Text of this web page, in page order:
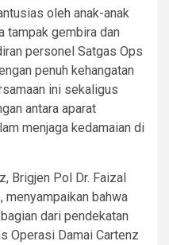
oleh anak-anak
tampak gembira dan
personel Satgas Ops
penuh kehangatan
ini sekaligus
antara aparat
menjaga kedamaian di
Brigjen Pol Dr. Faizal
menyampaikan bahwa
dari pendekatan
Operasi Damai Cartenz